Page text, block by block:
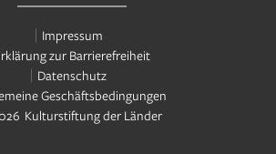
Impressum
zur Barrierefreiheit
Datenschutz
Geschäftsbedingungen
Kulturstiftung der Länder